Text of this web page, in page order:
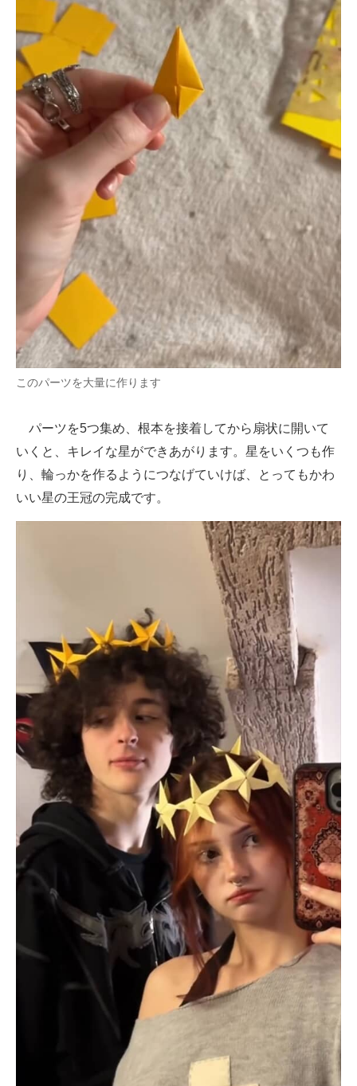
このパーツを大量に作ります
パーツを5つ集め、根本を接着してから扇状に開いて
いくと、キレイな星ができあがります。星をいくつも作
り、輪っかを作るようにつなげていけば、とってもかわ
いい星の王冠の完成です。